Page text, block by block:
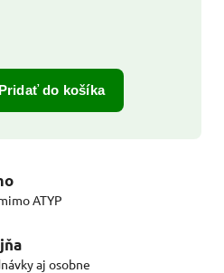
Pridať do košíka
ATYP
aj osobne